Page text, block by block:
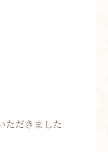
ただきました